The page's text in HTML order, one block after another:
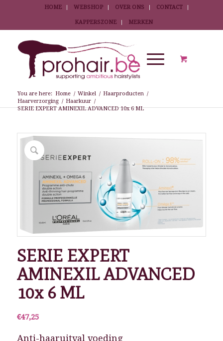
HOME WEBSHOP OVER ONS CONTACT
KAPPERSZONE MERKEN
You are here: Home / Winkel / Haarproducten /
Haarverzorging / Haarkuur /
SERIE EXPERT AMINEXIL ADVANCED 10x 6 ML
SERIE EXPERT
AMINEXIL ADVANCED
10x 6 ML
€47,25
Anti-haaruitval voeding